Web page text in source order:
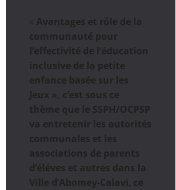
« Avantages et rôle de la
communauté pour
l’effectivité de l’éducation
inclusive de la petite
enfance basée sur les
Jeux », c’est sous ce
thème que le SSPH/OCPSP
va entretenir les autorités
communales et les
associations de parents
d’éléves et autres dans la
Ville d’Abomey-Calavi, ce